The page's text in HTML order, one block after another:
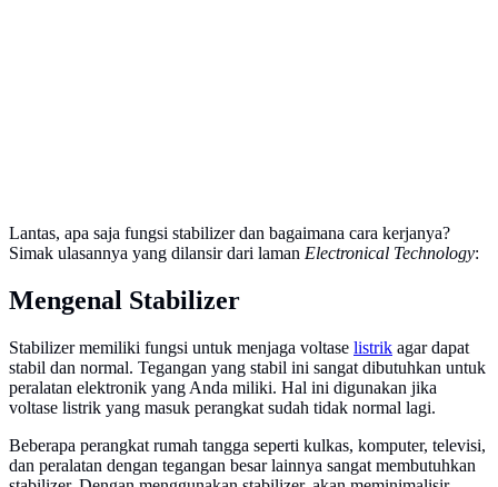
Lantas, apa saja fungsi stabilizer dan bagaimana cara kerjanya?
Simak ulasannya yang dilansir dari laman Electronical Technology:
Mengenal Stabilizer
Stabilizer memiliki fungsi untuk menjaga voltase listrik agar dapat
stabil dan normal. Tegangan yang stabil ini sangat dibutuhkan untuk
peralatan elektronik yang Anda miliki. Hal ini digunakan jika
voltase listrik yang masuk perangkat sudah tidak normal lagi.
Beberapa perangkat rumah tangga seperti kulkas, komputer, televisi,
dan peralatan dengan tegangan besar lainnya sangat membutuhkan